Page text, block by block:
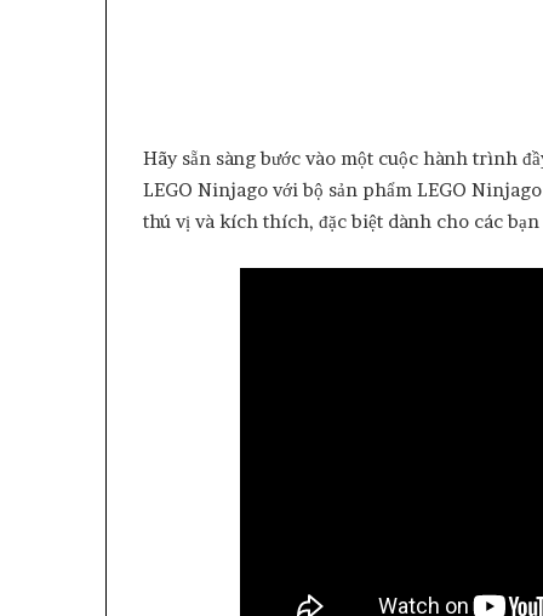
Hãy sẵn sàng bước vào một cuộc hành trình
LEGO Ninjago với bộ sản phẩm LEGO
thú vị và kích thích, đặc biệt dành cho các